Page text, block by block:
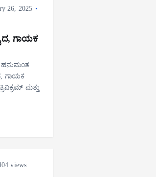
26, 2025
ಗಾಯಕ
ಹನುಮಂತ
ಗಾಯಕ
ಮತ್ತು
views